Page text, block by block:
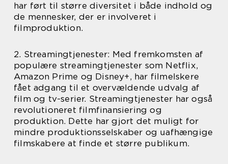
har ført til større diversitet i både indhold og
de mennesker, der er involveret i
filmproduktion.
2. Streamingtjenester: Med fremkomsten af
populære streamingtjenester som Netflix,
Amazon Prime og Disney+, har filmelskere
fået adgang til et overvældende udvalg af
film og tv-serier. Streamingtjenester har også
revolutioneret filmfinansiering og
produktion. Dette har gjort det muligt for
mindre produktionsselskaber og uafhængige
filmskabere at finde et større publikum.